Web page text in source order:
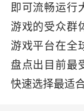
即可流畅运行
游戏的受众群
游戏平台在全
盘点出目前最
快速选择最适